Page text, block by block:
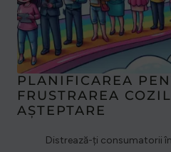
PLANIFICAREA
FRUSTRAREA
AȘTEPTARE
Distrează-ți consumatorii